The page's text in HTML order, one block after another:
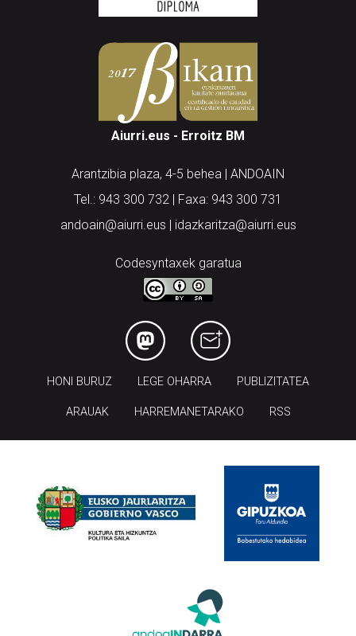
Aiurri.eus - Erroitz BM
Arantzibia plaza, 4-5 behea | ANDOAIN
Tel.: 943 300 732 | Faxa: 943 300 731
andoain@aiurri.eus | idazkaritza@aiurri.eus
Codesyntaxek garatua
HONI BURUZ LEGE OHARRA PUBLIZITATEA
ARAUAK HARREMANETARAKO RSS